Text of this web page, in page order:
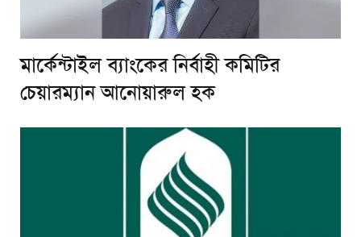
মার্কেন্টাইল ব্যাংকের নির্বাহী কমিটির
চেয়ারম্যান আনোয়ারুল হক